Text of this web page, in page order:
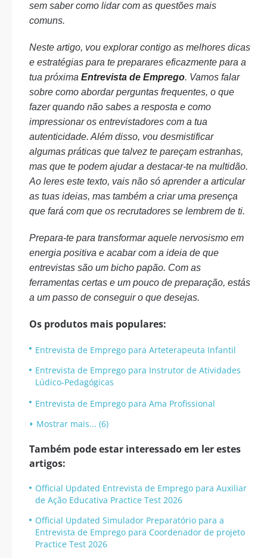
sem saber como lidar com as questões mais
comuns.
Neste artigo, vou explorar contigo as melhores dicas
e estratégias para te preparares eficazmente para a
tua próxima Entrevista de Emprego. Vamos falar
sobre como abordar perguntas frequentes, o que
fazer quando não sabes a resposta e como
impressionar os entrevistadores com a tua
autenticidade. Além disso, vou desmistificar
algumas práticas que talvez te pareçam estranhas,
mas que te podem ajudar a destacar-te na multidão.
Ao leres este texto, vais não só aprender a articular
as tuas ideias, mas também a criar uma presença
que fará com que os recrutadores se lembrem de ti.
Prepara-te para transformar aquele nervosismo em
energia positiva e acabar com a ideia de que
entrevistas são um bicho papão. Com as
ferramentas certas e um pouco de preparação, estás
a um passo de conseguir o que desejas.
Os produtos mais populares:
Entrevista de Emprego para Arteterapeuta Infantil
Entrevista de Emprego para Instrutor de Atividades
Lúdico-Pedagógicas
Entrevista de Emprego para Ama Profissional
Mostrar mais... (6)
Também pode estar interessado em ler estes
artigos:
Official Updated Entrevista de Emprego para Auxiliar
de Ação Educativa Practice Test 2026
Official Updated Simulador Preparatório para a
Entrevista de Emprego para Coordenador de projeto
Practice Test 2026